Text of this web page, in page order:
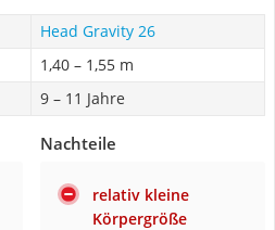
Head Gravity 26
1,40 – 1,55 m
9 – 11 Jahre
Nachteile
relativ kleine
Körpergröße